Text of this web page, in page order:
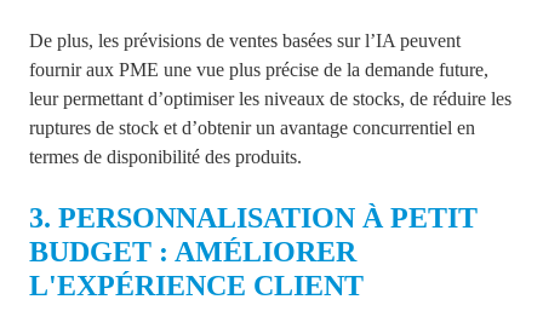
De plus, les prévisions de ventes basées sur l’IA peuvent
fournir aux PME une vue plus précise de la demande future,
leur permettant d’optimiser les niveaux de stocks, de réduire les
ruptures de stock et d’obtenir un avantage concurrentiel en
termes de disponibilité des produits.
3. PERSONNALISATION À PETIT
BUDGET : AMÉLIORER
L'EXPÉRIENCE CLIENT